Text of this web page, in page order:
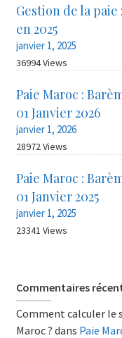
Gestion de la
en 2025
janvier 1, 2025
36994 Views
Paie Maroc :
01 Janvier 2026
janvier 1, 2026
28972 Views
Paie Maroc :
01 Janvier 2025
janvier 1, 2025
23341 Views
Commentaires
Comment calculer le
Maroc ? dans Paie